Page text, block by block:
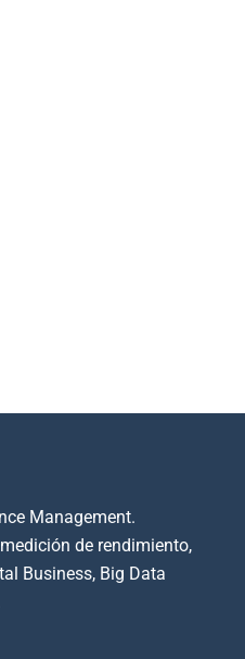
Management.
de rendimiento,
Business, Big Data